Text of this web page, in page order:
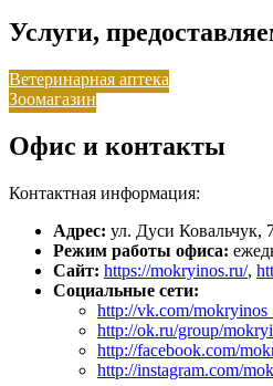
Услуги,
Ветеринарная аптека
Зоомагазин
Офис и контакты
Контактная информация:
Адрес: ул. Дуси Ковальчук,
Режим работы офиса:
Сайт: https://mokryinos.ru/,
Социальные сети:
http://vk.com/
http://ok.ru/group/
http://facebook.com/
http://instagram.com/